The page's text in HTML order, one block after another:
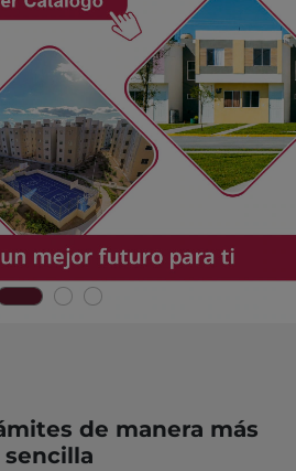
de manera más
sencilla